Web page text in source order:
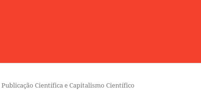
Científica e Capitalismo Científico